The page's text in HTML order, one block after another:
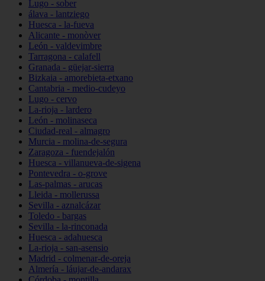
Lugo - sober
álava - lantziego
Huesca - la-fueva
Alicante - monòver
León - valdevimbre
Tarragona - calafell
Granada - güejar-sierra
Bizkaia - amorebieta-etxano
Cantabria - medio-cudeyo
Lugo - cervo
La-rioja - lardero
León - molinaseca
Ciudad-real - almagro
Murcia - molina-de-segura
Zaragoza - fuendejalón
Huesca - villanueva-de-sigena
Pontevedra - o-grove
Las-palmas - arucas
Lleida - mollerussa
Sevilla - aznalcázar
Toledo - bargas
Sevilla - la-rinconada
Huesca - adahuesca
La-rioja - san-asensio
Madrid - colmenar-de-oreja
Almería - láujar-de-andarax